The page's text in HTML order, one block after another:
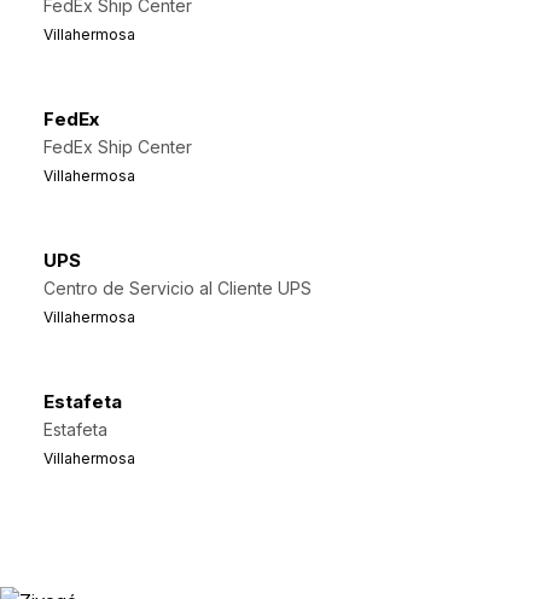
FedEx Ship Center
Villahermosa
FedEx
FedEx Ship Center
Villahermosa
UPS
Centro de Servicio al Cliente UPS
Villahermosa
Estafeta
Estafeta
Villahermosa